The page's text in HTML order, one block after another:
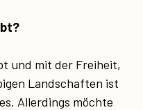
und mit der Freiheit,
Landschaften ist
Allerdings möchte